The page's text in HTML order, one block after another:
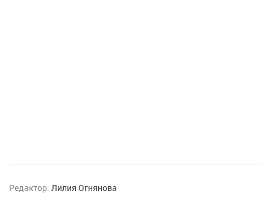
Редактор: Лилия Огнянова